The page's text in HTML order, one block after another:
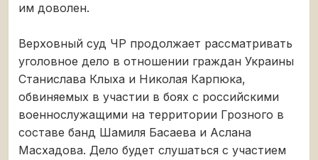
им доволен.
Верховный суд ЧР продолжает рассматривать
уголовное дело в отношении граждан Украины
Станислава Клыха и Николая Карпюка,
обвиняемых в участии в боях с российскими
военнослужащими на территории Грозного в
составе банд Шамиля Басаева и Аслана
Масхадова. Дело будет слушаться с участием